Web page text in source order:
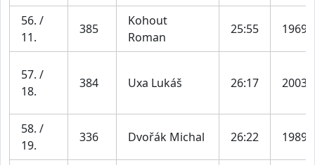
56. /
11.
385
Kohout
Roman
25:55 1969
57. /
18.
384 Uxa Lukáš 26:17 2003
58. /
19.
336 Dvořák Michal 26:22 1989